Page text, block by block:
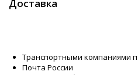
Доставка
Транспортными компаниями
Почта России